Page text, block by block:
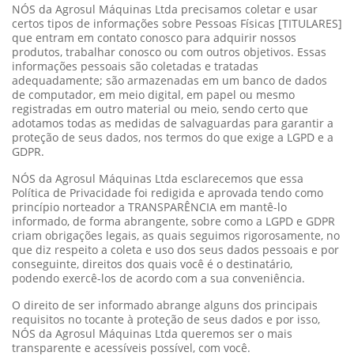
NÓS da Agrosul Máquinas Ltda precisamos coletar e usar
certos tipos de informações sobre Pessoas Físicas [TITULARES]
que entram em contato conosco para adquirir nossos
produtos, trabalhar conosco ou com outros objetivos. Essas
informações pessoais são coletadas e tratadas
adequadamente; são armazenadas em um banco de dados
de computador, em meio digital, em papel ou mesmo
registradas em outro material ou meio, sendo certo que
adotamos todas as medidas de salvaguardas para garantir a
proteção de seus dados, nos termos do que exige a LGPD e a
GDPR.
NÓS da Agrosul Máquinas Ltda esclarecemos que essa
Política de Privacidade foi redigida e aprovada tendo como
princípio norteador a TRANSPARÊNCIA em mantê-lo
informado, de forma abrangente, sobre como a LGPD e GDPR
criam obrigações legais, as quais seguimos rigorosamente, no
que diz respeito a coleta e uso dos seus dados pessoais e por
conseguinte, direitos dos quais você é o destinatário,
podendo exercê-los de acordo com a sua conveniência.
O direito de ser informado abrange alguns dos principais
requisitos no tocante à proteção de seus dados e por isso,
NÓS da Agrosul Máquinas Ltda queremos ser o mais
transparente e acessíveis possível, com você.